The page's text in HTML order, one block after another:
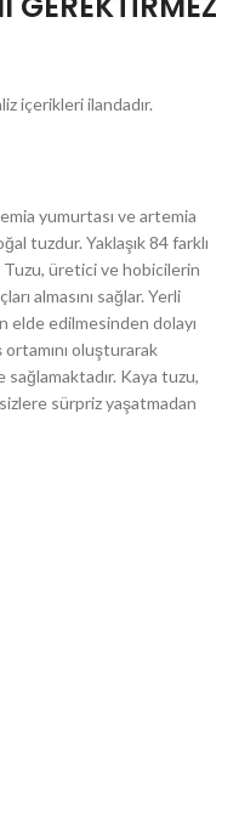
içerikleri ilandadır.
yumurtası ve artemia
tuzdur. Yaklaşık 84 farklı
üretici ve hobicilerin
almasını sağlar. Yerli
elde edilmesinden dolayı
oluşturarak
sağlamaktadır. Kaya tuzu,
sürpriz yaşatmadan